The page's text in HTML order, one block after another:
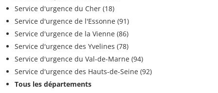
Service d'urgence du Cher (18)
Service d'urgence de l'Essonne (91)
Service d'urgence de la Vienne (86)
Service d'urgence des Yvelines (78)
Service d'urgence du Val-de-Marne (94)
Service d'urgence des Hauts-de-Seine (92)
Tous les départements